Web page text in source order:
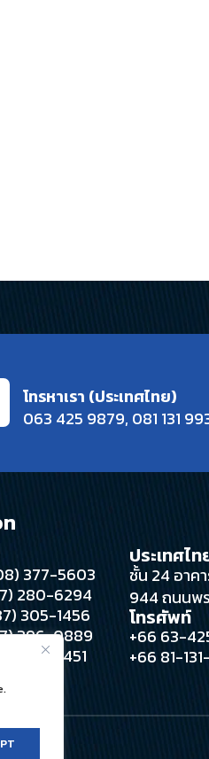
โทรหาเรา (ประเทศไทย)
063 425 9879, 081 131
377-5603
280-6294
305-1456
396-0889
388-4451
ประเทศไท
ชั้น 24 อาค
944 ถนนพ
โทรศัพท์
+66 63-
+66 81-